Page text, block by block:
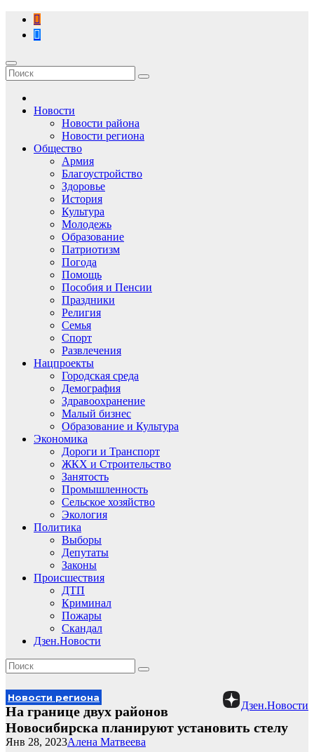
Перейти
содержимому
Новости
Новости района
Новости региона
Общество
Армия
Благоустройство
Здоровье
История
Культура
Молодежь
Образование
Патриотизм
Погода
Помощь
Пособия и Пенсии
Праздники
Религия
Семья
Спорт
Развлечения
Нацпроекты
Городская среда
Демография
Здравоохранение
Малый бизнес
Образование и Культура
Экономика
Дороги и Транспорт
ЖКХ и Строительство
Занятость
Промышленность
Сельское хозяйство
Экология
Политика
Выборы
Депутаты
Законы
Происшествия
ДТП
Криминал
Пожары
Скандал
Дзен.Новости
Дзен.Новости
Новости региона
На границе двух районов
Новосибирска планируют установить стелу
Алена Матвеева
Янв 28, 2023